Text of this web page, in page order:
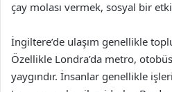
çay molası vermek, sosyal bir
İngiltere’de ulaşım genellikle
Özellikle Londra’da metro,
yaygındır. İnsanlar genellikle